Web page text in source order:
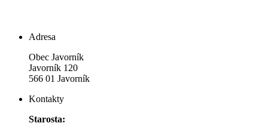
Adresa
Obec Javorník
Javorník 120
566 01 Javorník
Kontakty
Starosta: